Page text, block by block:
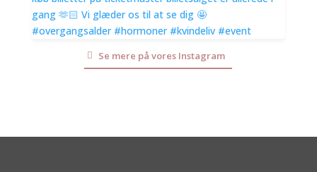
Se mere på vores Instagram